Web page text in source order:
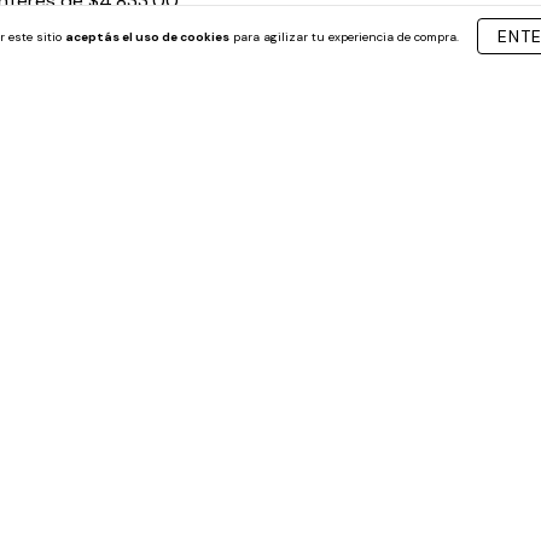
este sitio aceptás el uso de cookies para agilizar tu experiencia de compra.
cuotas sin interés de